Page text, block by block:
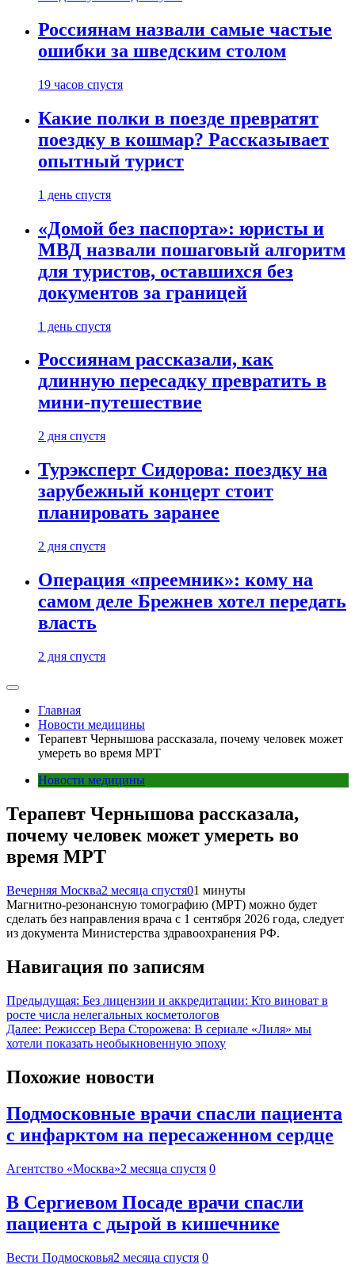
Россиянам назвали самые частые
ошибки за шведским столом
19 часов спустя
Какие полки в поезде превратят
поездку в кошмар? Рассказывает
опытный турист
1 день спустя
«Домой без паспорта»: юристы и
МВД назвали пошаговый алгоритм
для туристов, оставшихся без
документов за границей
1 день спустя
Россиянам рассказали, как
длинную пересадку превратить в
мини-путешествие
2 дня спустя
Турэксперт Сидорова: поездку на
зарубежный концерт стоит
планировать заранее
2 дня спустя
Операция «преемник»: кому на
самом деле Брежнев хотел передать
власть
2 дня спустя
Главная
Новости медицины
Терапевт Чернышова рассказала, почему человек может
умереть во время МРТ
Новости медицины
Терапевт Чернышова рассказала,
почему человек может умереть во
время МРТ
Вечерняя Москва2 месяца спустя01 минуты
Магнитно-резонансную томографию (МРТ) можно будет
сделать без направления врача с 1 сентября 2026 года, следует
из документа Министерства здравоохранения РФ.
Навигация по записям
Предыдущая: Без лицензии и аккредитации: Кто виноват в
росте числа нелегальных косметологов
Далее: Режиссер Вера Сторожева: В сериале «Лиля» мы
хотели показать необыкновенную эпоху
Похожие новости
Подмосковные врачи спасли пациента
с инфарктом на пересаженном сердце
Агентство «Москва»2 месяца спустя 0
В Сергиевом Посаде врачи спасли
пациента с дырой в кишечнике
Вести Подмосковья2 месяца спустя 0